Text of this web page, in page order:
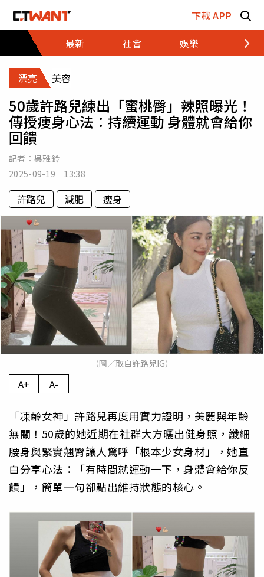
下載 APP
最新
社會 娛樂 財經
漂亮 美容
50歲許路兒練出「蜜桃臀」辣照曝光！
傳授瘦身心法：持續運動 身體就會給你
回饋
記者： 吳雅鈴
2025-09-19 13:38
許路兒 減肥 瘦身
（圖／取自許路兒IG）
A+ A-
「凍齡女神」許路兒再度用實力證明，美麗與年齡
無關！50歲的她近期在社群大方曬出健身照，纖細
腰身與緊實翹臀讓人驚呼「根本少女身材」，她直
白分享心法：「有時間就運動一下，身體會給你反
饋」，簡單一句卻點出維持狀態的核心。